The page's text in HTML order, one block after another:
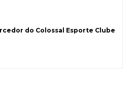
do Colossal Esporte Clube